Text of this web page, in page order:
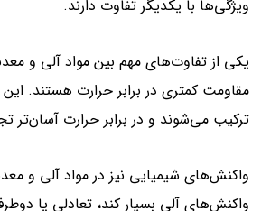
ویژگی‌ها با یکدیگر تفاوت دارند.
یکی از تفاوت‌های مهم بین مواد آلی و
مقاومت کمتری در برابر حرارت هستند.
ترکیب می‌شوند و در برابر حرارت آسان‌تر
واکنش‌های شیمیایی نیز در مواد آلی و
واکنش‌های آلی بسیار کند، تعادلی یا